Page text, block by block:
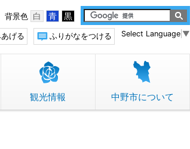
背景色 白 青 黒
Select Language ▼
ふりがなをつける
げる
観光情報 中野市について